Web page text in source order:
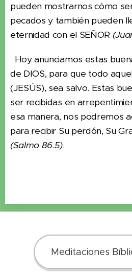
pueden mostrarnos cómo
pecados y también pueden
eternidad con el SEÑOR
Hoy anunciamos estas
de DIOS, para que todo
(JESÚS), sea salvo. Estas
ser recibidas en
esa manera, nos podremos
para recibir Su perdón, Su
(Salmo 86.5).
Meditaciones